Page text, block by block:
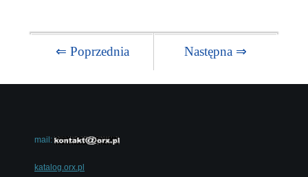
⇐ Poprzednia Następna ⇒
mail:
katalog.orx.pl